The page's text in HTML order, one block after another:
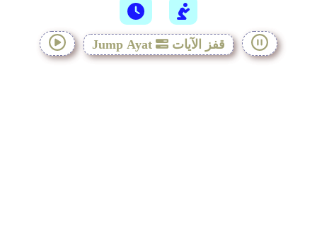
Jump Ayat قفز الآيات